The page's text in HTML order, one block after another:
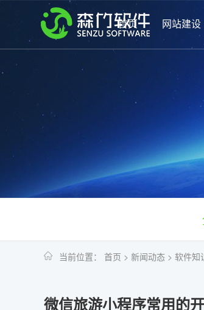
首页 网站建设
当前位置： 首页 > 新闻动态 > 软件知
微信旅游小程序常用的